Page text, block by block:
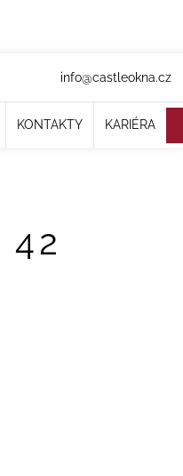
info@castleokna.cz
KONTAKTY KARIÉRA
42